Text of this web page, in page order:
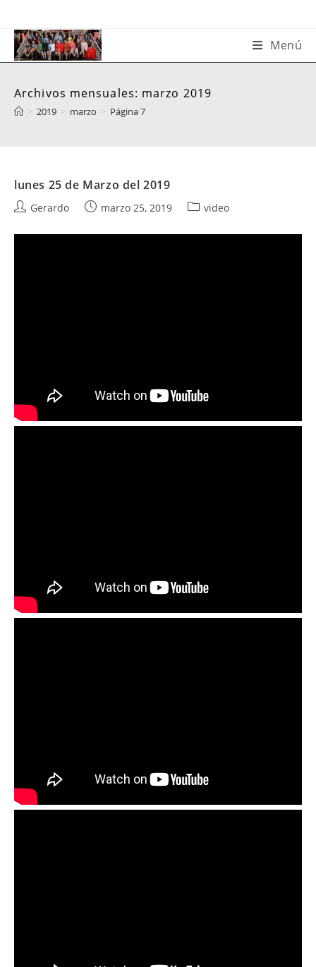
contenido
Menú
Archivos mensuales: marzo 2019
> 2019 > marzo > Página 7
lunes 25 de Marzo del 2019
Autor
la
Gerardo
Publicación
la
marzo 25, 2019
Categoría
la
video